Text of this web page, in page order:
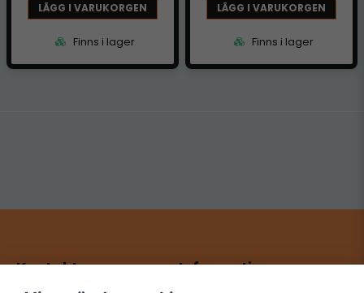
LÄGG I VARUKORGEN
Finns i lager
LÄGG I VARUKORGEN
Finns i lager
Kontakt Information